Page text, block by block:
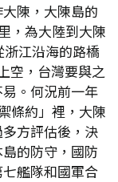
陳，大陳島的
，為大陸到大陳
江沿海的路橋
空，台灣要與之
。何況前一年
條約」裡，大陳
方評估後，決
的防守，國防
艦隊和國軍合